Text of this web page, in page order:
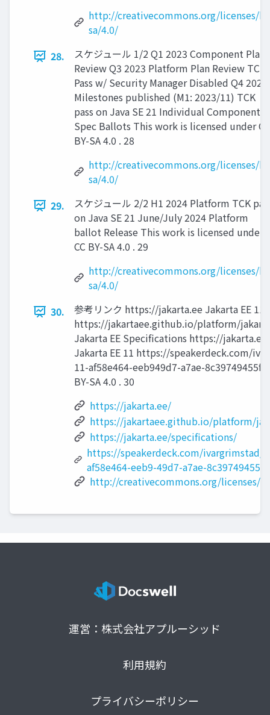
http://creativecommons.org/licenses/
sa/4.0/
28.
スケジュール 1/2 Q1 2023 Component Plan
Review Q3 2023 Platform Plan Review TCK
Pass w/ Security Manager Disabled Q4 2023
Milestones published (M1: 2023/11) TCK
pass on Java SE 21 Individual Component
Spec Ballots This work is licensed under CC
BY-SA 4.0 . 28
http://creativecommons.org/licenses/
sa/4.0/
29.
スケジュール 2/2 H1 2024 Platform TCK
on Java SE 21 June/July 2024 Platform
ballot Release This work is licensed under
CC BY-SA 4.0 . 29
http://creativecommons.org/licenses/
sa/4.0/
30.
参考リンク https://jakarta.ee Jakarta EE 11
https://jakartaee.github.io/platform/
Jakarta EE Specifications https://
Jakarta EE 11 https://speakerdeck.com/
11-af58e464-eeb949d7-a7ae-
BY-SA 4.0 . 30
https://jakarta.ee/
https://jakartaee.github.io/platform/
https://jakarta.ee/specifications/
https://speakerdeck.com/ivargrimstad/
af58e464-eeb9-49d7-a7ae-8c39749455f3
http://creativecommons.org/licenses/
運営：株式会社アプルーシッド
利用規約
プライバシーポリシー